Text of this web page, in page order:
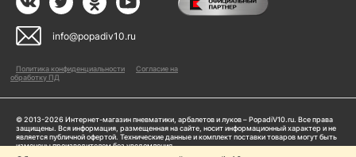
info@popadiv10.ru
Политика конфиденциальности
Согласие на
обработку ПД
© 2013-2026 Интернет-магазин пневматики, арбалетов и луков – PopadiV10.ru. Все права
защищены. Вся информация, размещенная на сайте, носит информационный характер и не
является публичной офертой. Технические данные и комплект поставки товаров могут быть
изменены производителем без уведомления